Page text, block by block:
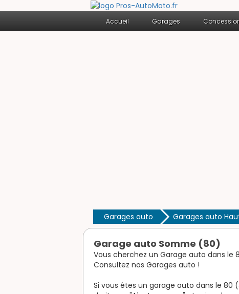
Accueil Garages
Garages auto Garages auto
Garage auto Somme (80)
Vous cherchez un Garage auto dans le
Consultez nos Garages auto !
Si vous êtes un garage auto dans le 80